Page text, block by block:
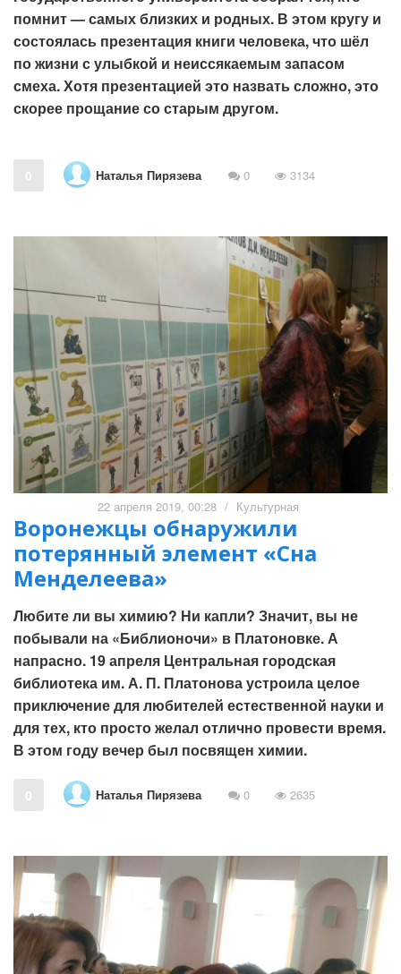
помнит — самых близких и родных. В этом кругу и
состоялась презентация книги человека, что шёл
по жизни с улыбкой и неиссякаемым запасом
смеха. Хотя презентацией это назвать сложно, это
скорее прощание со старым другом.
0 Наталья Пирязева 0 3134
22 апреля 2019, 00:28 / Культурная
Воронежцы обнаружили
потерянный элемент «Сна
Менделеева»
Любите ли вы химию? Ни капли? Значит, вы не
побывали на «Библионочи» в Платоновке. А
напрасно. 19 апреля Центральная городская
библиотека им. А. П. Платонова устроила целое
приключение для любителей естественной науки и
для тех, кто просто желал отлично провести время.
В этом году вечер был посвящен химии.
0 Наталья Пирязева 0 2635